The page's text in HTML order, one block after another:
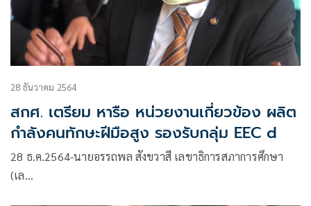
28 ธันวาคม 2564
สกศ. เตรียม หารือ หน่วยงานเกี่ยวข้อง ผลิต
กำลังคนทักษะฝีมือสูง รองรับกลุ่ม EEC d
28 ธ.ค.2564-นายอรรถพล สังขวาสี เลขาธิการสภาการศึกษา
(เล…